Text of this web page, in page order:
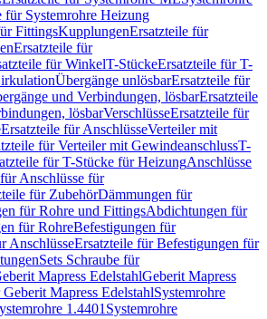
für Systemrohre Heizung
FittingsKupplungenErsatzteile für
Ersatzteile für
für WinkelT-StückeErsatzteile für T-
Übergänge unlösbarErsatzteile für
und Verbindungen, lösbarErsatzteile
lösbarVerschlüsseErsatzteile für
Ersatzteile für AnschlüsseVerteiler mit
für Verteiler mit GewindeanschlussT-
für T-Stücke für HeizungAnschlüsse
Anschlüsse für
für ZubehörDämmungen für
für Rohre und FittingsAbdichtungen für
für RohreBefestigungen für
AnschlüsseErsatzteile für Befestigungen für
Sets Schraube für
Mapress EdelstahlGeberit Mapress
Mapress EdelstahlSystemrohre
1.4401 Systemrohre